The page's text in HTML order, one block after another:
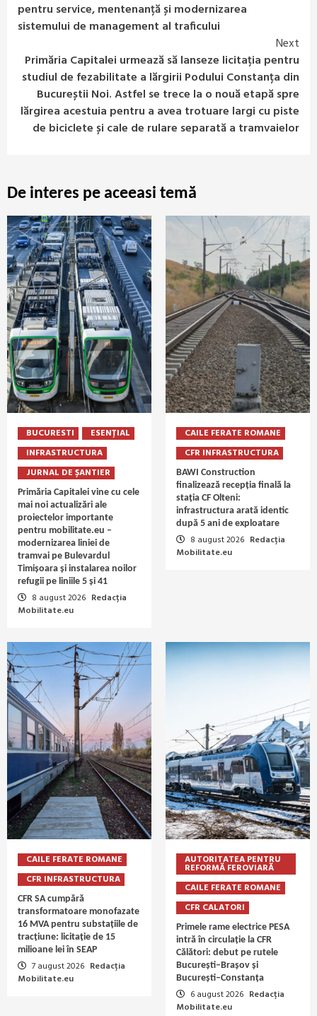
pentru service, mentenanță și modernizarea
sistemului de management al traficului
Next
Primăria Capitalei urmează să lanseze licitația pentru
studiul de fezabilitate a lărgirii Podului Constanța din
Bucureștii Noi. Astfel se trece la o nouă etapă spre
lărgirea acestuia pentru a avea trotuare largi cu piste
de biciclete și cale de rulare separată a tramvaielor
De interes pe aceeasi temă
BUCURESTI
ESENȚIAL
INFRASTRUCTURA
JURNAL DE ȘANTIER
Primăria Capitalei vine cu cele
mai noi actualizări ale
proiectelor importante
pentru mobilitate.eu –
modernizarea liniei de
tramvai pe Bulevardul
Timișoara și instalarea noilor
refugii pe liniile 5 și 41
8 august 2026 Redacția
Mobilitate.eu
CAILE FERATE ROMANE
CFR INFRASTRUCTURA
BAWI Construction
finalizează recepția finală la
stația CF Olteni:
infrastructura arată identic
după 5 ani de exploatare
8 august 2026 Redacția
Mobilitate.eu
CAILE FERATE ROMANE
CFR INFRASTRUCTURA
CFR SA cumpără
transformatoare monofazate
16 MVA pentru substațiile de
tracțiune: licitație de 15
milioane lei în SEAP
7 august 2026 Redacția
Mobilitate.eu
AUTORITATEA PENTRU
REFORMĂ FEROVIARĂ
CAILE FERATE ROMANE
CFR CALATORI
Primele rame electrice PESA
intră în circulație la CFR
Călători: debut pe rutele
București–Brașov și
București–Constanța
6 august 2026 Redacția
Mobilitate.eu